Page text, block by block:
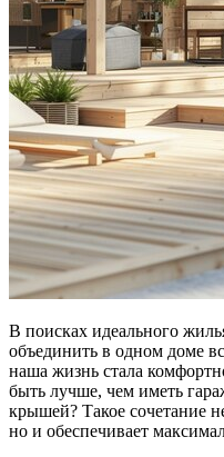
В поисках идеального
объединить в одном доме
наша жизнь стала
быть лучше, чем иметь
крышей? Такое сочетание
но и обеспечивает